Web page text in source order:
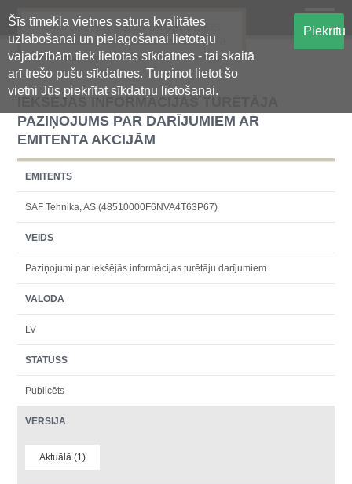
Šīs tīmekļa vietnes satura kvalitātes
uzlabošanai un pielāgošanai lietotāju
vajadzībām tiek lietotas sīkdatnes - tai skaitā
arī trešo pušu sīkdatnes. Turpinot lietot šo
vietni Jūs piekrītat sīkdatņu lietošanai.
Piekrītu
Oficiālā regulētās informācijas
centralizētā glabāšanas sistēma
IEKŠĒJĀS INFORMĀCIJAS TURĒTĀJA
PAZIŅOJUMS PAR DARĪJUMIEM AR
EMITENTA AKCIJĀM
EMITENTS
SAF Tehnika, AS (48510000F6NVA4T63P67)
VEIDS
Paziņojumi par iekšējās informācijas turētāju darījumiem
VALODA
LV
STATUSS
Publicēts
VERSIJA
Aktuālā (1)